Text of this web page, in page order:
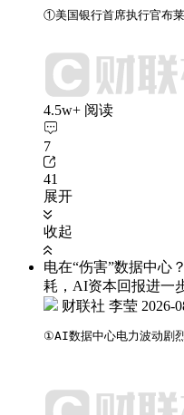
①美国银行首席执行官布
4.5w+ 阅读
7
41
展开
收起
电在“伤害”数据中心
耗，AI资本回报进一
财联社 李莹 2026-
①AI数据中心电力波动剧